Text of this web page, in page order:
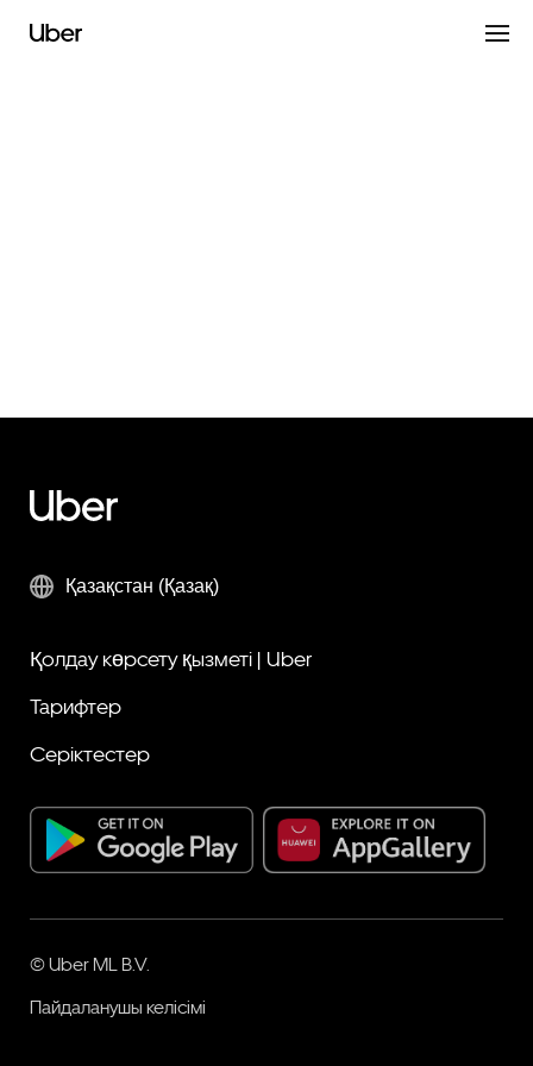
Қазақстан (Қазақ)
Қолдау көрсету қызметі | Uber
Тарифтер
Серіктестер
© Uber ML B.V.
Пайдаланушы келісімі